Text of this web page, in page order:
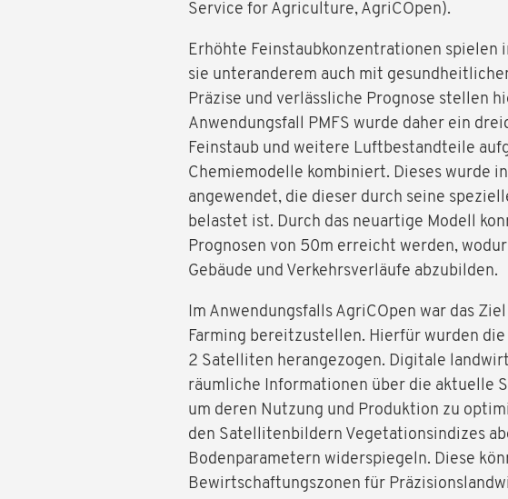
Service for Agriculture, AgriCOpen).
Erhöhte Feinstaubkonzentrationen spielen
sie unteranderem auch mit
Präzise und verlässliche Prognose stellen
Anwendungsfall PMFS wurde daher ein
Feinstaub und weitere Luftbestandteile
Chemiemodelle kombiniert. Dieses wurde
angewendet, die dieser durch seine
belastet ist. Durch das neuartige Modell
Prognosen von 50m erreicht werden,
Gebäude und Verkehrsverläufe abzubilden.
Im Anwendungsfalls AgriCOpen war das
Farming bereitzustellen. Hierfür wurden
2 Satelliten herangezogen. Digitale
räumliche Informationen über die aktuelle
um deren Nutzung und Produktion zu
den Satellitenbildern Vegetationsindizes
Bodenparametern widerspiegeln. Diese
Bewirtschaftungszonen für